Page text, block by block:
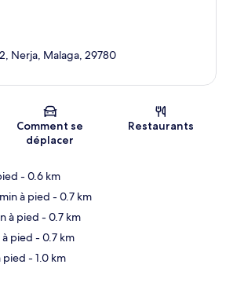
Carte
Nerja, Malaga, 29780
Comment se
déplacer
Restaurants
- 0.6 km
à pied - 0.7 km
à pied - 0.7 km
pied - 0.7 km
pied - 1.0 km